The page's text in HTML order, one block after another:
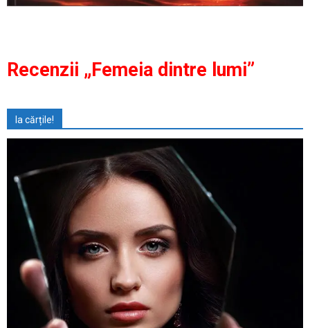
Recenzii „Femeia dintre lumi”
Ia cărțile!